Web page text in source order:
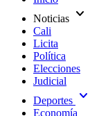
Noticias expand_more
Cali
Licita
Política
Elecciones
Judicial
Deportes expand_more
Economía